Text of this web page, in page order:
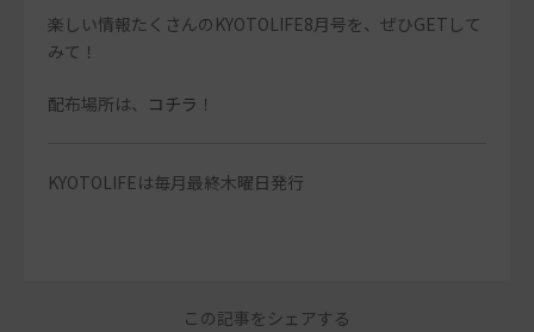
楽しい情報たくさんのKYOTOLIFE8月号を、ぜひGETして
みて！
配布場所は、 コチラ ！
KYOTOLIFEは毎月最終木曜日発行
この記事をシェアする